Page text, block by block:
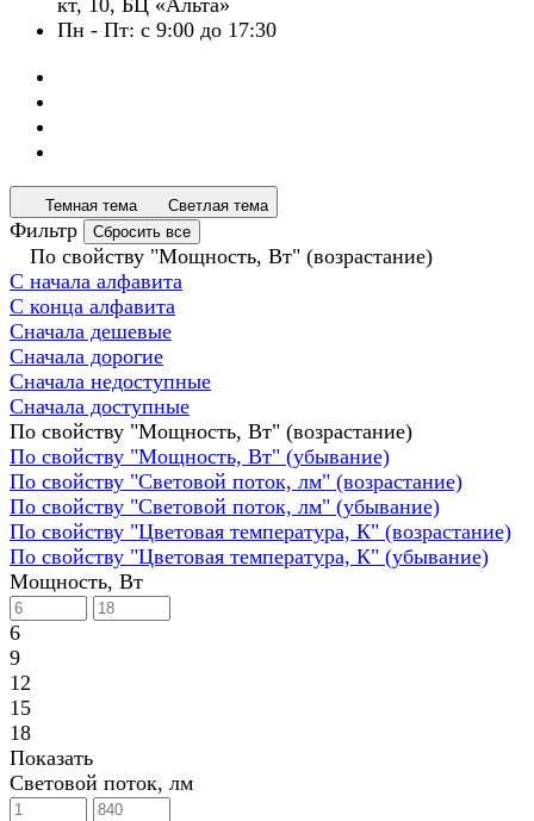
кт, 10, БЦ «Альта»
Пн - Пт: с 9:00 до 17:30
Темная тема Светлая тема
Фильтр Сбросить все
По свойству "Мощность, Вт" (возрастание)
С начала алфавита
С конца алфавита
Сначала дешевые
Сначала дорогие
Сначала недоступные
Сначала доступные
По свойству "Мощность, Вт" (возрастание)
По свойству "Мощность, Вт" (убывание)
По свойству "Световой поток, лм" (возрастание)
По свойству "Световой поток, лм" (убывание)
По свойству "Цветовая температура, К" (возрастание)
По свойству "Цветовая температура, К" (убывание)
Мощность, Вт
6
9
12
15
18
Показать
Световой поток, лм